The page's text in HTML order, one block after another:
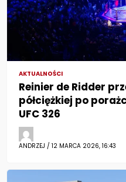
AKTUALNOŚCI
Reinier de Ridder
półciężkiej po
UFC 326
ANDRZEJ / 12 MARCA 2026, 16:43